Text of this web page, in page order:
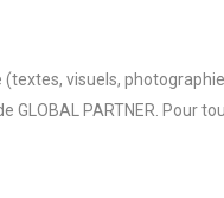
visuels,
GLOBAL PARTNER.